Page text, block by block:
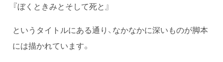
『ぼくときみとそして死と』
というタイトルにある通り、なかなかに深いものが脚本
には描かれています。